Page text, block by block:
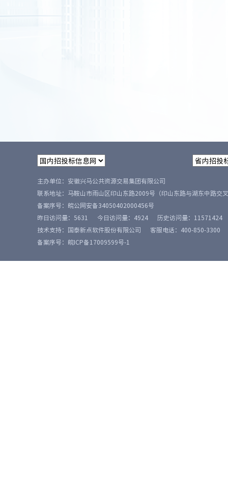
主办单位：安徽兴马公共资源交易集团有限公司
联系地址：马鞍山市雨山区印山东路2009号（印山东路与湖东中路交
备案序号： 皖公网安备34050402000456号
昨日访问量： 5631 今日访问量： 4924 历史访问量： 11571424
技术支持：国泰新点软件股份有限公司
客服电话：400-850-3300
备案序号：皖ICP备17009599号-1